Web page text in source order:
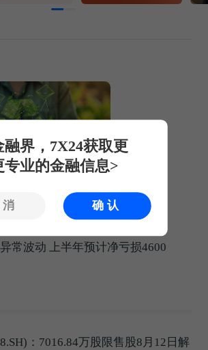
皖维高新
常波动 上半年预计净亏损4600
：7016.84万股限售股8月12日解
融界，7X24获取更
专业的金融信息>
确认